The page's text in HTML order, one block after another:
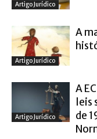
Artigo Jurídico
Artigo Jurídico
A
Artigo Jurídico
A
leis
de